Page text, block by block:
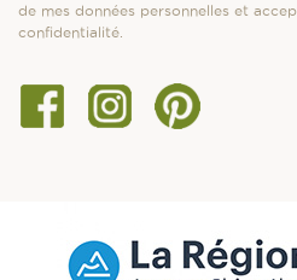
de mes données personnelles et
confidentialité.